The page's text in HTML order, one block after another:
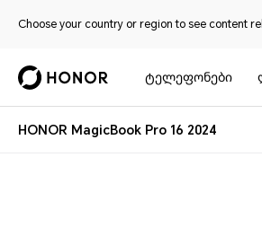
Choose your country or region to see content
ტელეფონები
HONOR MagicBook Pro 16 2024